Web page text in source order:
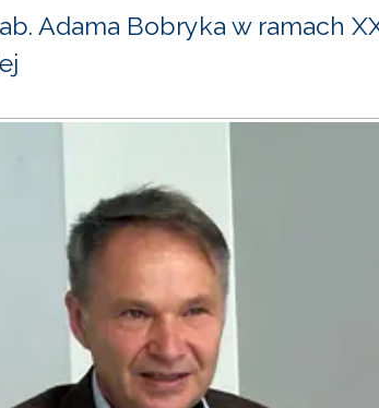
Adama Bobryka w ramach